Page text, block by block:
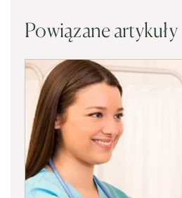
Powiązane artykuły